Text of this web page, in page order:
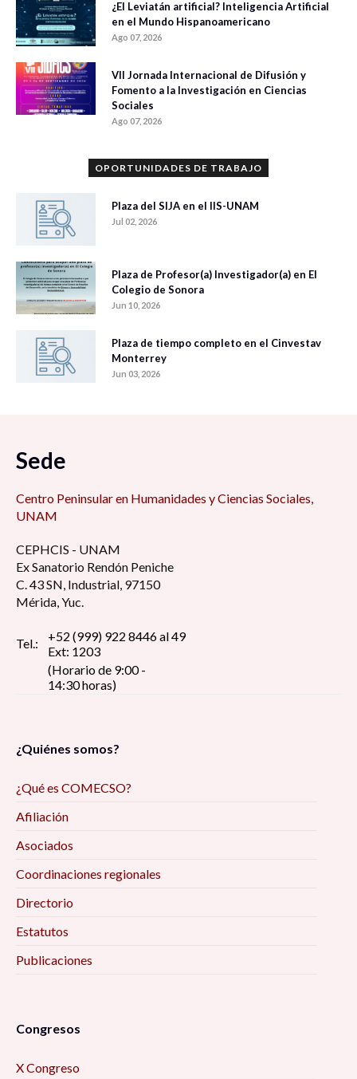
¿El Leviatán artificial? Inteligencia Artificial
en el Mundo Hispanoamericano
Ago 07, 2026
VII Jornada Internacional de Difusión y
Fomento a la Investigación en Ciencias
Sociales
Ago 07, 2026
OPORTUNIDADES DE TRABAJO
Plaza del SIJA en el IIS-UNAM
Jul 02, 2026
Plaza de Profesor(a) Investigador(a) en El
Colegio de Sonora
Jun 10, 2026
Plaza de tiempo completo en el Cinvestav
Monterrey
Jun 03, 2026
Sede
Centro Peninsular en Humanidades y Ciencias Sociales,
UNAM
CEPHCIS - UNAM
Ex Sanatorio Rendón Peniche
C. 43 SN, Industrial, 97150
Mérida, Yuc.
Tel.:
+52 (999) 922 8446 al 49
Ext: 1203
(Horario de 9:00 -
14:30 horas)
¿Quiénes somos?
¿Qué es COMECSO?
Afiliación
Asociados
Coordinaciones regionales
Directorio
Estatutos
Publicaciones
Congresos
X Congreso